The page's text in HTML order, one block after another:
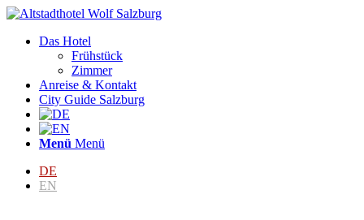
Das Hotel
Frühstück
Zimmer
Anreise & Kontakt
City Guide Salzburg
Menü Menü
DE
EN